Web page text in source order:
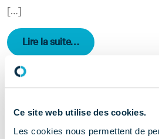
Ce site web utilise des cookies.
Les cookies nous permettent de
[…]
Lire la suite…from BINHAS
DEPÔT
Lire la suite…from DEPÔT